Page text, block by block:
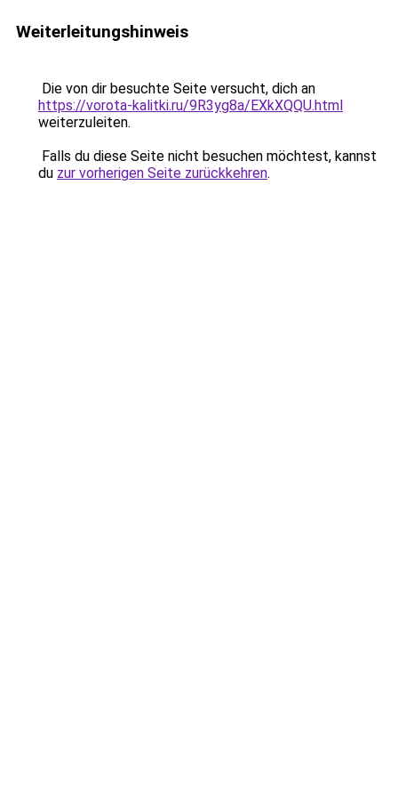
Weiterleitungshinweis
Die von dir besuchte Seite versucht, dich an
https://vorota-kalitki.ru/9R3yg8a/EXkXQQU.html
weiterzuleiten.
Falls du diese Seite nicht besuchen möchtest, kannst
du zur vorherigen Seite zurückkehren.